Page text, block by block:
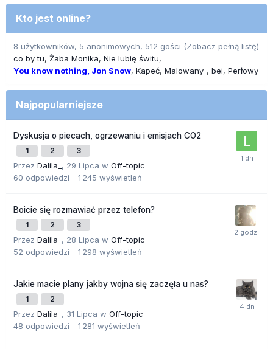
Kto jest online?
8 użytkowników, 5 anonimowych, 512 gości (Zobacz pełną listę)
co by tu Żaba Monika Nie lubię świtu
You know nothing, Jon Snow Kapeć Malowany_ bei Perłowy
Najpopularniejsze
Dyskusja o piecach, ogrzewaniu i emisjach CO2
1 2 3
Przez Dalila_ , 29 Lipca w Off-topic
60 odpowiedzi 1 245 wyświetleń
Boicie się rozmawiać przez telefon?
1 2 3
Przez Dalila_ , 28 Lipca w Off-topic
52 odpowiedzi 1 298 wyświetleń
Jakie macie plany jakby wojna się zaczęła u nas?
1 2
Przez Dalila_ , 31 Lipca w Off-topic
48 odpowiedzi 1 281 wyświetleń